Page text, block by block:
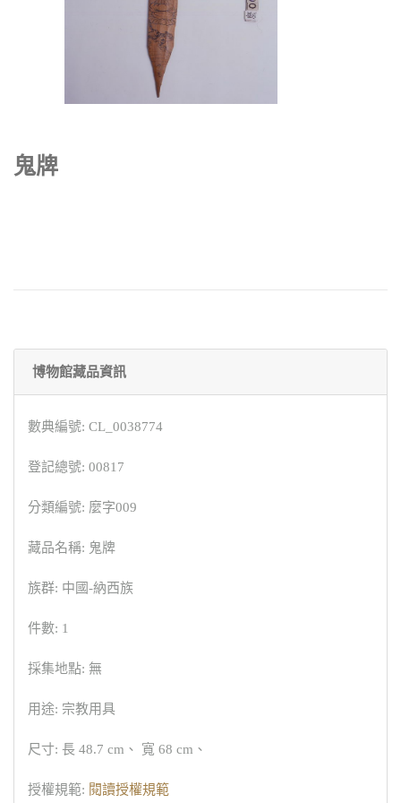
鬼牌
博物館藏品資訊
數典編號: CL_0038774
登記總號: 00817
分類編號: 麼字009
藏品名稱: 鬼牌
族群: 中國-納西族
件數: 1
採集地點: 無
用途: 宗教用具
尺寸: 長 48.7 cm、 寬 68 cm、
授權規範: 閱讀授權規範